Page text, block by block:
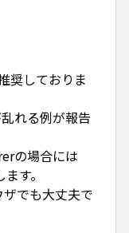
奨しておりま
れる例が報告
の場合には
す。
ザでも大丈夫で